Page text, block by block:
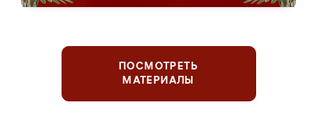
ПОСМОТРЕТЬ
МАТЕРИАЛЫ